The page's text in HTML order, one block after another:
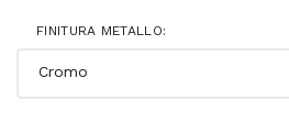
FINITURA METALLO: